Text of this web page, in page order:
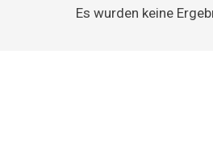
Es wurden keine